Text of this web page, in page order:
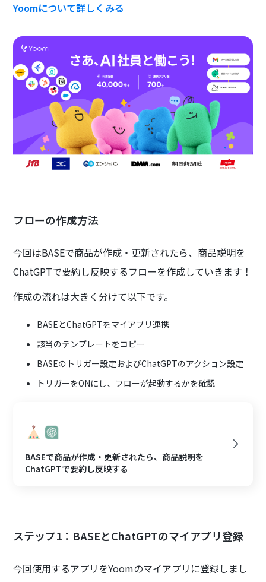
Yoomについて詳しくみる
フローの作成方法
今回はBASEで商品が作成・更新されたら、商品説明を
ChatGPTで要約し反映するフローを作成していきます！
作成の流れは大きく分けて以下です。
BASEとChatGPTをマイアプリ連携
該当のテンプレートをコピー
BASEのトリガー設定およびChatGPTのアクション設定
トリガーをONにし、フローが起動するかを確認
BASEで商品が作成・更新されたら、商品説明を
ChatGPTで要約し反映する
ステップ1：BASEとChatGPTのマイアプリ登録
今回使用するアプリをYoomのマイアプリに登録しまし